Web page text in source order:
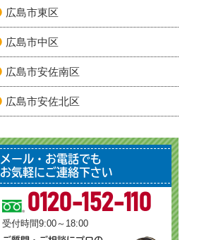
広島市東区
広島市中区
広島市安佐南区
広島市安佐北区
メール・お電話でも
お気軽にご連絡下さい
0120-152-110
受付時間9:00～18:00